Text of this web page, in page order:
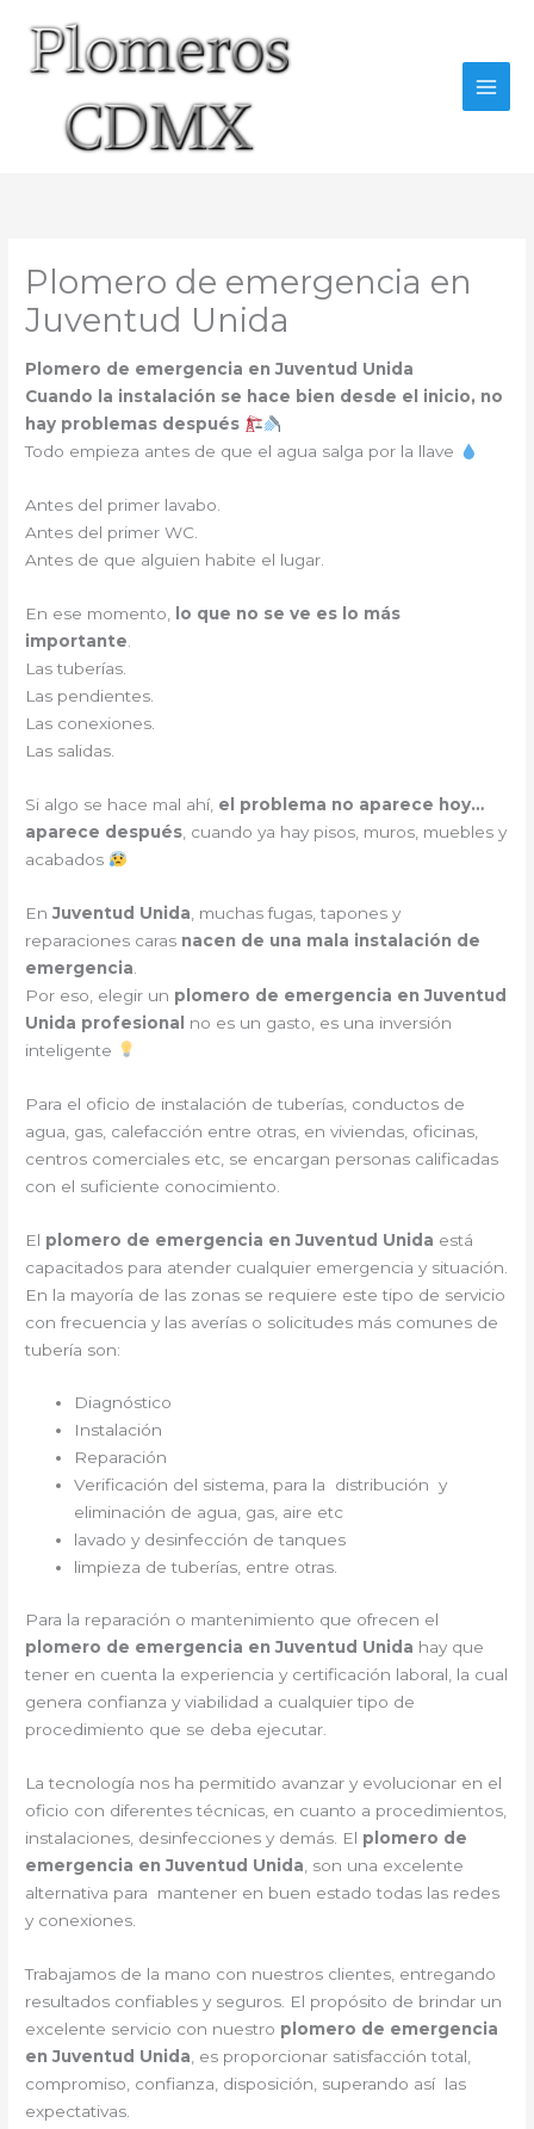
contenido
Plomero de emergencia en
Juventud Unida
Plomero de emergencia en Juventud Unida
Cuando la instalación se hace bien desde el inicio, no
hay problemas después
Todo empieza antes de que el agua salga por la llave
Antes del primer lavabo.
Antes del primer WC.
Antes de que alguien habite el lugar.
En ese momento,
lo que no se ve es lo más
importante
Las tuberías.
Las pendientes.
Las conexiones.
Las salidas.
Si algo se hace mal ahí, el problema no aparece hoy…
aparece después , cuando ya hay pisos, muros, muebles y
acabados
EnJuventud Unida , muchas fugas, tapones y
reparaciones caras nacen de una mala instalación de
emergencia
Por eso, elegir un plomero de emergencia en Juventud
Unida profesional
no es un gasto, es una inversión
inteligente
Para el oficio de instalación de tuberías, conductos de
agua, gas, calefacción entre otras, en viviendas, oficinas,
centros comerciales etc, se encargan personas calificadas
con el suficiente conocimiento.
El plomero de emergencia en Juventud Unida está
capacitados para atender cualquier emergencia y situación.
En la mayoría de las zonas se requiere este tipo de servicio
con frecuencia y las averías o solicitudes más comunes de
tubería son:
Diagnóstico
Instalación
Reparación
Verificación del sistema, para la distribución y
eliminación de agua, gas, aire etc
lavado y desinfección de tanques
limpieza de tuberías, entre otras.
Para la reparación o mantenimiento que ofrecen el
plomero de emergencia en Juventud Unida hay que
tener en cuenta la experiencia y certificación laboral, la cual
genera confianza y viabilidad a cualquier tipo de
procedimiento que se deba ejecutar.
La tecnología nos ha permitido avanzar y evolucionar en el
oficio con diferentes técnicas, en cuanto a procedimientos,
instalaciones, desinfecciones y demás. El plomero de
emergencia en Juventud Unida , son una excelente
alternativa para mantener en buen estado todas las redes
y conexiones.
Trabajamos de la mano con nuestros clientes, entregando
resultados confiables y seguros. El propósito de brindar un
excelente servicio con nuestro plomero de emergencia
en Juventud Unida , es proporcionar satisfacción total,
compromiso, confianza, disposición, superando así las
expectativas.